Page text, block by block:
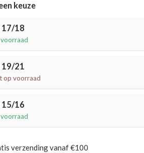
keuze
17/18
19/21
op voorraad
15/16
verzending vanaf €100